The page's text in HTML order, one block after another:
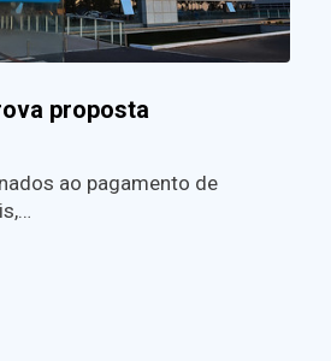
proposta
ao pagamento de